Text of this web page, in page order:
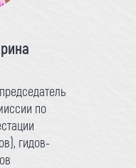
по
гидов-